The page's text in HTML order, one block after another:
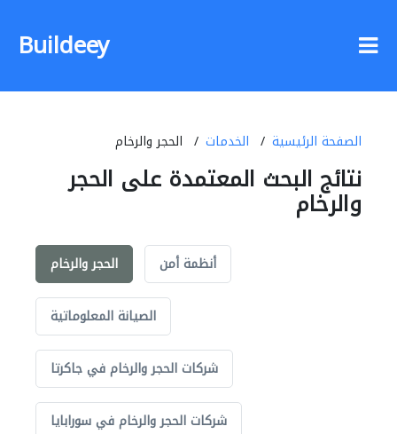
Buildeey
الصفحة الرئيسية الخدمات الحجر والرخام
نتائج البحث المعتمدة على الحجر
والرخام
الحجر والرخام أنظمة أمن
الصيانة المعلوماتية
شركات الحجر والرخام في جاكرتا
شركات الحجر والرخام في سورابايا